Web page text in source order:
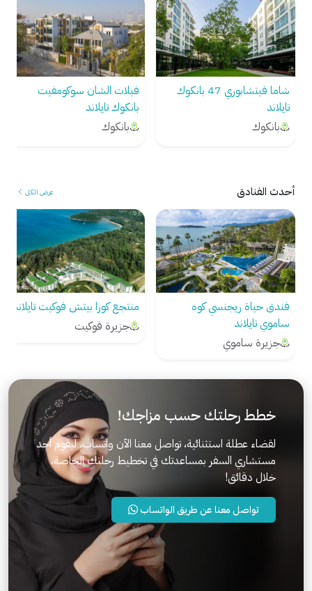
شاما فيتشابوري 47 بانكوك
تايلاند
بانكوك
فيلات الشان سوكومفيت
بانكوك تايلاند
بانكوك
أحدث الفنادق عرض الكل
كوه
منتجع كورا بيتش فوكيت تايلاند
فندق أدم
خطط رحلتك حسب مزاجك!
لقضاء عطلة استثنائية، تواصل معنا الآن واتساب، ليقوم أحد
مستشاري السفر بمساعدتك في تخطيط رحلتك الخاصة،
خلال دقائق!
تواصل معنا عن طريق الواتساب